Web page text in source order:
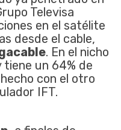
Televisa
en el satélite
desde el cable,
. En el nicho
un 64% de
con el otro
IFT.